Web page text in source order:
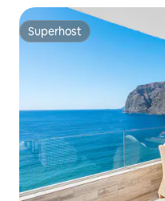
Superhost
Superhost